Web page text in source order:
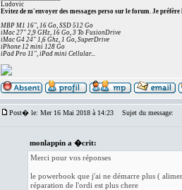
Ludovic
Evitez de m'envoyer des messages perso sur le forum. Je préfère
MBP M1 16", 16 Go, SSD 512 Go
iMac 27" 2,9 GHz, 16 Go, 3 To FusionDrive
iMac G4 24" 1,6 Ghz, 1 Go, SuperDrive
iPhone 12 mini 128 Go
iPad Pro 11", iPad mini Cellular...
Post� le: Mer 16 Mai 2018 à 14:23 Sujet du message:
monlappin a �crit:
Merci pour vos réponses
le powerbook que j'ai ne démarre plus (
réparation de l'ordi est plus chere